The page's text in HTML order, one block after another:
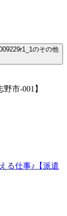
のその他
市-001】
る仕事♪【派遣